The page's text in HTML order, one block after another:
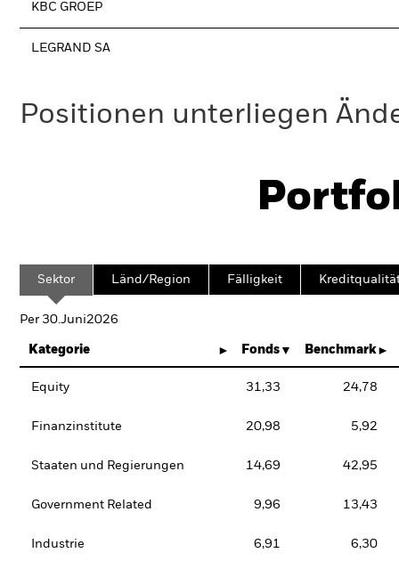
KBC GROEP
LEGRAND SA
Positionen unterliegen
Sektor Länd/Region Fälligkeit
Per 30.Juni2026
Kategorie Fonds Benchmark
Equity 31,33 24,78
Finanzinstitute 20,98 5,92
Staaten und Regierungen 14,69 42,95
Government Related 9,96 13,43
Industrie 6,91 6,30